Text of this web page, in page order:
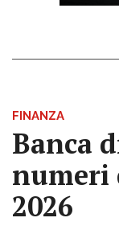
FINANZA
Banca
numeri
2026